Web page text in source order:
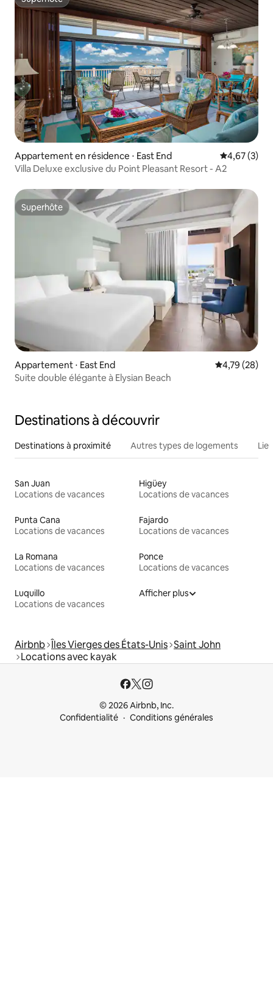
Superhôte
Appartement en résidence ⋅ East End Évaluation
4,67 (3)
Villa Deluxe exclusive du Point Pleasant Resort - A2
Superhôte
Superhôte
Appartement ⋅ East End Évaluation
4,79 (28)
Suite double élégante à Elysian Beach
Destinations à découvrir
Destinations à proximité Autres types de logements
San Juan
Locations de vacances
Higüey
Locations de vacances
Punta Cana
Locations de vacances
Fajardo
Locations de vacances
La Romana
Locations de vacances
Ponce
Locations de vacances
Luquillo
Locations de vacances
Afficher plus
Airbnb Îles Vierges des États-Unis Saint John
Locations avec kayak
© 2026 Airbnb, Inc.
Confidentialité
Conditions générales